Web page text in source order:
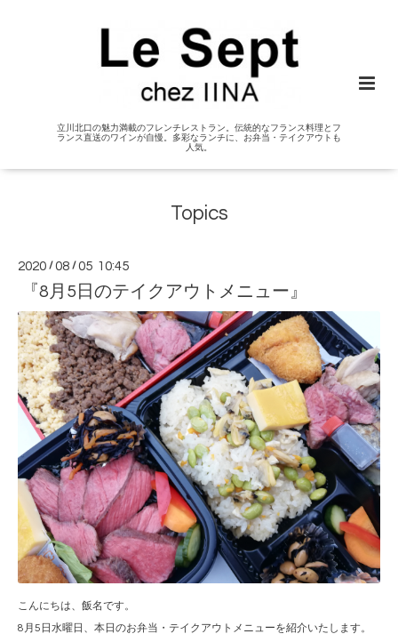
立川北口の魅力満載のフレンチレストラン。伝統的なフランス料理とフ
ランス直送のワインが自慢。多彩なランチに、お弁当・テイクアウトも
人気。
Topics
2020 /08 /05 10:45
『8月5日のテイクアウトメニュー』
こんにちは、飯名です。
8月5日水曜日、本日のお弁当・テイクアウトメニューを紹介いたします。